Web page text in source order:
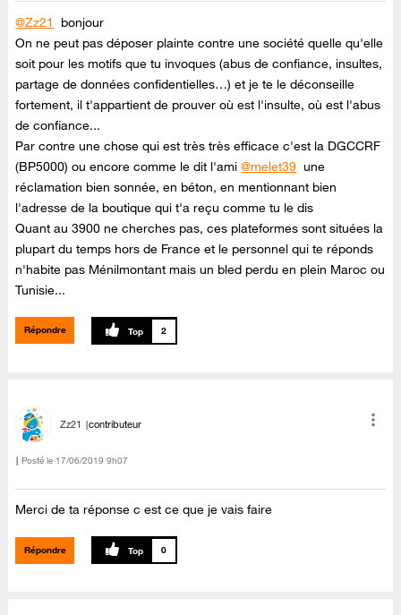
@Zz21
bonjour
On ne peut pas déposer plainte contre une société quelle qu'elle
soit pour les motifs que tu invoques (abus de confiance, insultes,
partage de données confidentielles…) et je te le déconseille
fortement, il t'appartient de prouver où est l'insulte, où est l'abus
de confiance...
Par contre une chose qui est très très efficace c'est la DGCCRF
(BP5000) ou encore comme le dit l'ami@melet39 une
réclamation bien sonnée, en béton, en mentionnant bien
l'adresse de la boutique qui t'a reçu comme tu le dis
Quant au 3900 ne cherches pas, ces plateformes sont situées la
plupart du temps hors de France et le personnel qui te réponds
n'habite pas Ménilmontant mais un bled perdu en plein Maroc ou
Tunisie...
Répondre 2
Zz21 contributeur
Posté le ‎17/06/2019 9h07
Merci de ta réponse c est ce que je vais faire
Répondre 0